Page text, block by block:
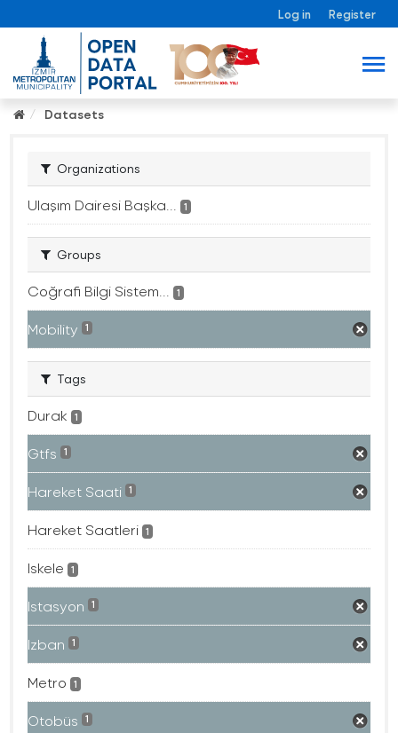
Log in Register
Datasets
Organizations
Ulaşım Dairesi Başka... 1
Groups
Coğrafi Bilgi Sistem... 1
Mobility 1
Tags
Durak 1
Gtfs 1
Hareket Saati 1
Hareket Saatleri 1
Iskele 1
Istasyon 1
Izban 1
Metro 1
Otobüs 1